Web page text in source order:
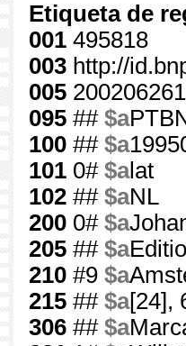
Etiqueta de
001 495818
003 http://
005
095 ## $a
100 ## $a
101 0# $alat
102 ## $aNL
200 0# $a
205 ## $a
210 #9 $a
215 ## $a[24],
306 ## $a